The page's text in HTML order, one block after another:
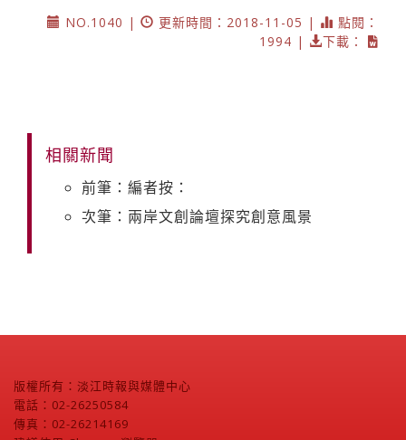
NO.1040 |
更新時間：2018-11-05 |
點閱：
1994 |
下載：
相關新聞
前筆：編者按：
次筆：兩岸文創論壇探究創意風景
版權所有：淡江時報與媒體中心
電話：02-26250584
傳真：02-26214169